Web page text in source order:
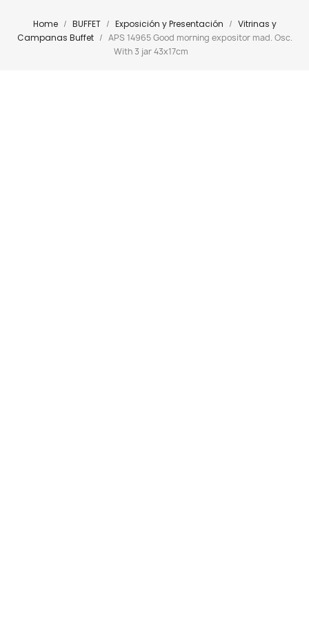
Home BUFFET Exposición y Presentación
Vitrinas y
Campanas Buffet
APS 14965 Good morning expositor mad. Osc.
With 3 jar 43x17cm